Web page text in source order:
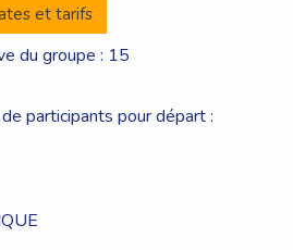
et tarifs
du groupe : 15
participants pour départ :